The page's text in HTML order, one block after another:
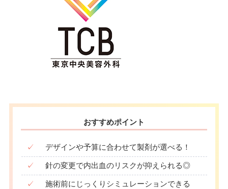
おすすめポイント
✓ デザインや予算に合わせて製剤が選べる！
✓ 針の変更で内出血のリスクが抑えられる◎
✓ 施術前にじっくりシミュレーションできる